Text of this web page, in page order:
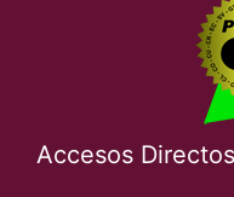
Accesos Directos